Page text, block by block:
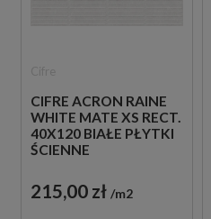
CIFRE ACRON RAINE
WHITE MATE XS RECT.
40X120 BIAŁE PŁYTKI
ŚCIENNE
215,00 zł m2